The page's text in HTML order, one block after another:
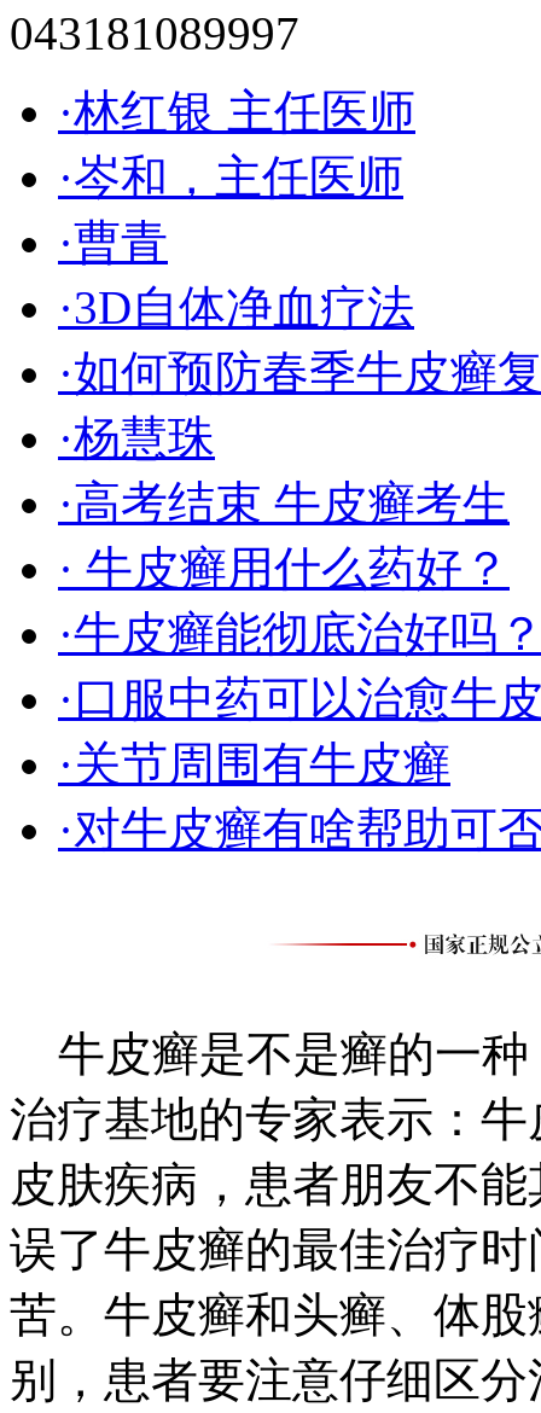
043181089997
·林红银 主任医师
·岑和，主任医师
·曹青
·3D自体净血疗法
·如何预防春季牛皮癣
·杨慧珠
·高考结束 牛皮癣考生
· 牛皮癣用什么药好？
·牛皮癣能彻底治好吗
·口服中药可以治愈牛
·关节周围有牛皮癣
·对牛皮癣有啥帮助可
牛皮癣是不是癣的一种
治疗基地的专家表示：
皮肤疾病，患者朋友不
误了牛皮癣的最佳治疗
苦。牛皮癣和头癣、体
别，患者要注意仔细区分